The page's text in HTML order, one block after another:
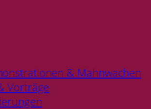
& Mahnwachen
Vorträge